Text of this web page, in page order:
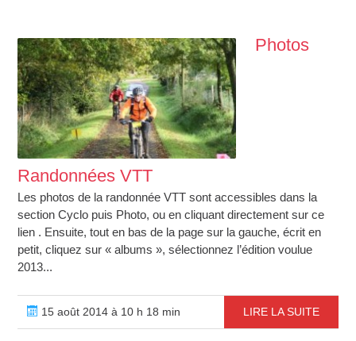
Photos
Randonnées VTT
Les photos de la randonnée VTT sont accessibles dans la
section Cyclo puis Photo, ou en cliquant directement sur ce
lien . Ensuite, tout en bas de la page sur la gauche, écrit en
petit, cliquez sur « albums », sélectionnez l’édition voulue
2013...
15 août 2014 à 10 h 18 min LIRE LA SUITE